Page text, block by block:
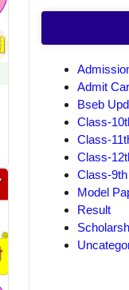
Admit
Bseb
Class-
Class-
Class-
Class-9th
Model
Result